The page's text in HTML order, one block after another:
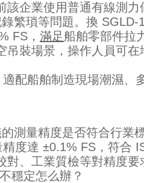
該企業使用普通有線測
繁瑣等問題。換 SGLD-
FS， 滿足船舶零部件拉
吊裝場景，操作人員可
配船舶制造現場潮濕、
測量精度是否符合行業
度達 ±0.1% FS，符合
、工業質檢等對精度要
穩定怎么辦？